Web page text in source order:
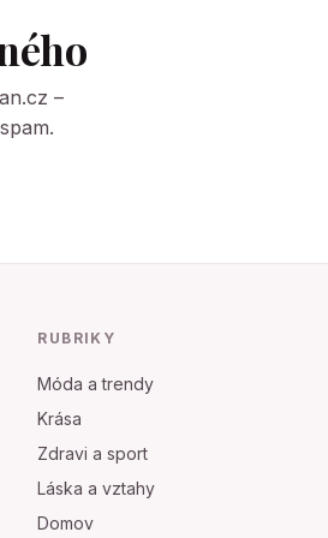
–
RUBRIKY
Móda a trendy
Krása
Zdravi a sport
Láska a vztahy
Domov